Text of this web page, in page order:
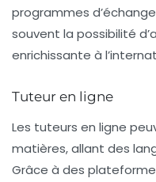
programmes
souvent la possibilité
enrichissante à
Tuteur en ligne
Les tuteurs en ligne
matières, allant des
Grâce à des